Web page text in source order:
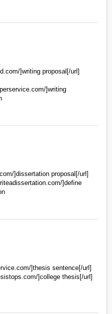
]writing proposal[/url]
]writing
]dissertation proposal[/url]
]define
]thesis sentence[/url]
]college thesis[/url]